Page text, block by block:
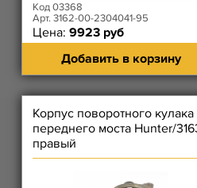
Код 03368
Арт. 3162-00-2304041-95
Цена: 9923 руб
Добавить в корзину
Корпус поворотного кулака
переднего моста Hunter/
правый